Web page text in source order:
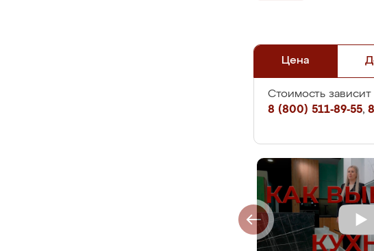
Цена
Стоимость зависит
8 (800) 511-89-55,